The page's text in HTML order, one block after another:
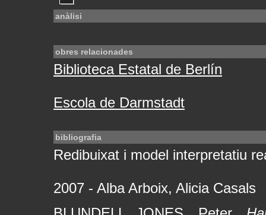
anàlisi
obres relacionades
Biblioteca Estatal de Berlín
Escola de Darmstadt
bibliografia
Redibuixat i model interpretatiu
2007 - Alba Arboix, Alicia Casals